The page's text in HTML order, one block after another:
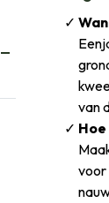
van
voor